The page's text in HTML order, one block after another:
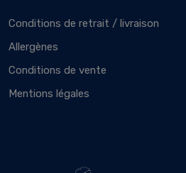
Conditions de retrait / livraison
Allergènes
Conditions de vente
Mentions légales